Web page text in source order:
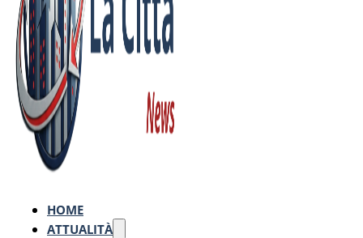
HOME
ATTUALITÀ